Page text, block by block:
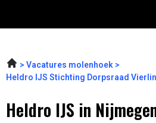
Vacatures molenhoek
Heldro IJS Stichting Dorpsraad
Heldro IJS in